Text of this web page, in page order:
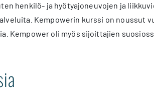
henkilö‑ ja hyötyajoneuvojen ja
Kempowerin kurssi on noussut
Kempower oli myös sijoittajien